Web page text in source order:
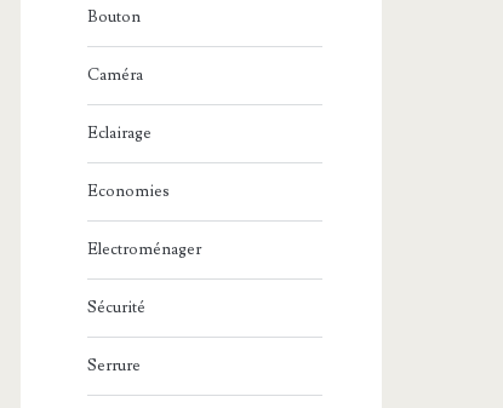
Bouton
Caméra
Eclairage
Economies
Electroménager
Sécurité
Serrure